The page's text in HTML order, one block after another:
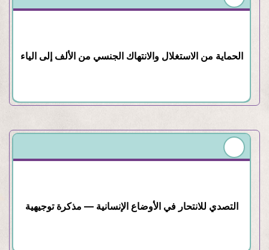
الحماية من الاستغلال والانتهاك الجنسي من الألف إلى الياء
التصدي للانتحار في الأوضاع الإنسانية — مذكرة توجيهية